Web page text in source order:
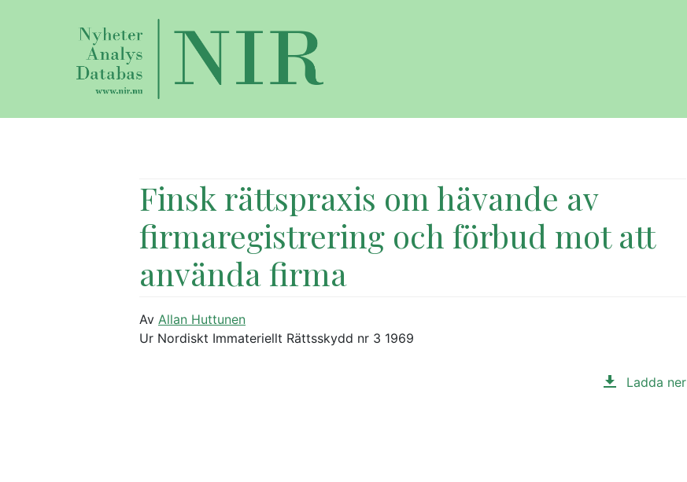
Finsk rättspraxis om hävande av
firmaregistrering och förbud mot att
använda firma
Av Allan Huttunen
Ur Nordiskt Immateriellt Rättsskydd nr 3 1969
Ladda ner